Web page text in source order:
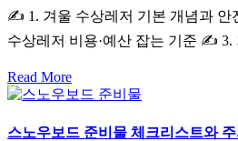
✍ 1. 겨울 수상레저 기본 개념과
수상레저 비용·예산 잡는 기준 ✍ 3.
Read More
스노우보드 준비물 체크리스트와 주